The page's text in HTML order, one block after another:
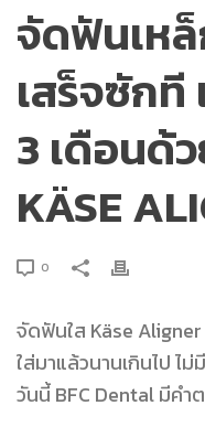
จัดฟันเหล็
เสร็จซักที
3 เดือนด้
KÄSE
0
จัดฟันใส Käse
ใส่มาแล้วนานเกินไป ไ
วันนี้ BFC Dental มีคำ